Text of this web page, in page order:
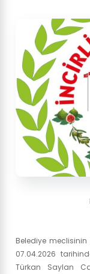
Belediye meclisinin
07.04.2026
Türkan Saylan